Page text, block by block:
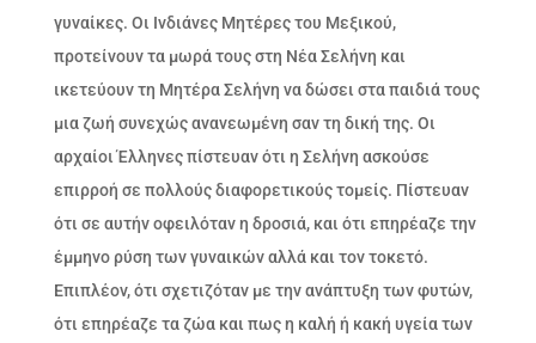
γυναίκες. Οι Ινδιάνες Μητέρες του Μεξικού,
προτείνουν τα μωρά τους στη Νέα Σελήνη και
ικετεύουν τη Μητέρα Σελήνη να δώσει στα παιδιά τους
μια ζωή συνεχώς ανανεωμένη σαν τη δική της. Οι
αρχαίοι Έλληνες πίστευαν ότι η Σελήνη ασκούσε
επιρροή σε πολλούς διαφορετικούς τομείς. Πίστευαν
ότι σε αυτήν οφειλόταν η δροσιά, και ότι επηρέαζε την
έμμηνο ρύση των γυναικών αλλά και τον τοκετό.
Επιπλέον, ότι σχετιζόταν με την ανάπτυξη των φυτών,
ότι επηρέαζε τα ζώα και πως η καλή ή κακή υγεία των